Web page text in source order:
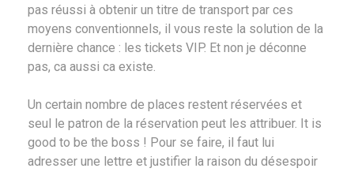
pas réussi à obtenir un titre de transport par ces
moyens conventionnels, il vous reste la solution de la
dernière chance : les tickets VIP. Et non je déconne
pas, ca aussi ca existe.
Un certain nombre de places restent réservées et
seul le patron de la réservation peut les attribuer. It is
good to be the boss ! Pour se faire, il faut lui
adresser une lettre et justifier la raison du désespoir